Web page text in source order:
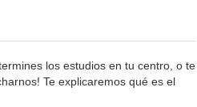
los estudios en tu centro, o te
Te explicaremos qué es el